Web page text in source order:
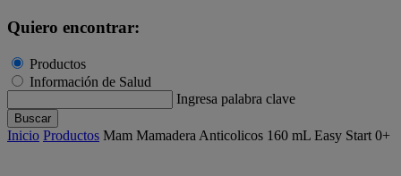
Quiero encontrar:
Productos
Información de Salud
Ingresa palabra clave
Buscar
Inicio Productos Mam Mamadera Anticolicos 160 mL Easy Start 0+